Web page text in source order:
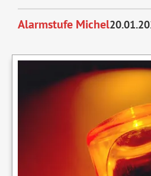
-
Allein
Audrey
Hepburn
Alarmstufe Michel